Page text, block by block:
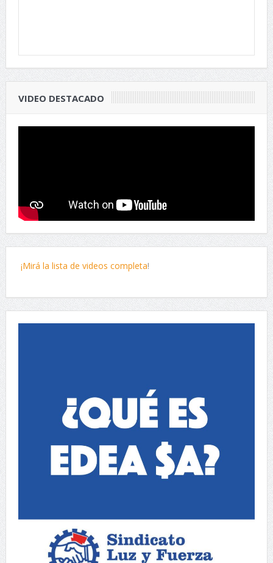
VIDEO DESTACADO
¡Mirá la lista de videos completa!